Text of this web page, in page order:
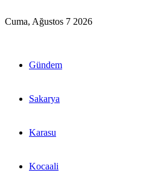
Cuma, Ağustos 7 2026
Gündem
Sakarya
Karasu
Kocaali